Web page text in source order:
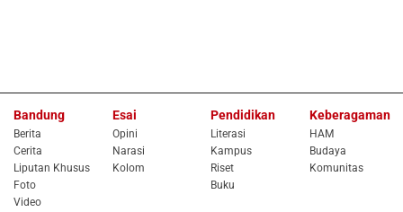
Bandung
Berita
Cerita
Liputan Khusus
Foto
Video
Esai
Opini
Narasi
Kolom
Pendidikan
Literasi
Kampus
Riset
Buku
Keberagaman
HAM
Budaya
Komunitas